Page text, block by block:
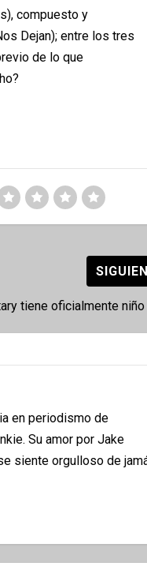
compuesto y
Dejan); entre los tres
de lo que
tiene oficialmente
en periodismo de
Su amor por Jake
siente orgulloso de